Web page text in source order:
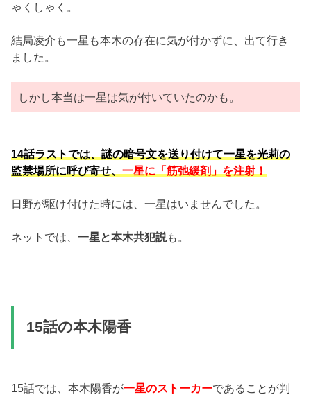
ゃくしゃく。
結局凌介も一星も本木の存在に気が付かずに、出て行き
ました。
しかし本当は一星は気が付いていたのかも。
14話ラストでは、謎の暗号文を送り付けて一星を光莉の
監禁場所に呼び寄せ、一星に「筋弛緩剤」を注射！
日野が駆け付けた時には、一星はいませんでした。
ネットでは、一星と本木共犯説も。
15話の本木陽香
15話では、本木陽香が一星のストーカーであることが判